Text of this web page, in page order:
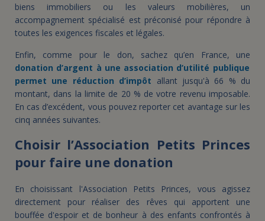
biens immobiliers ou les valeurs mobilières, un
accompagnement spécialisé est préconisé pour répondre à
toutes les exigences fiscales et légales.
Enfin, comme pour le don, sachez qu’en France, une
donation d’argent à une association d’utilité publique
permet une réduction d’impôt allant jusqu'à 66 % du
montant, dans la limite de 20 % de votre revenu imposable.
En cas d’excédent, vous pouvez reporter cet avantage sur les
cinq années suivantes.
Choisir l’Association Petits Princes
pour faire une donation
En choisissant l'Association Petits Princes, vous agissez
directement pour réaliser des rêves qui apportent une
bouffée d'espoir et de bonheur à des enfants confrontés à